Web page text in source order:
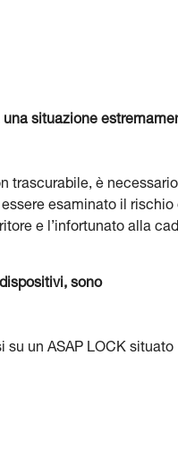
situazione
trascurabile, è necessario
esaminato il rischio
e l’infortunato alla
sono
su un ASAP LOCK situato